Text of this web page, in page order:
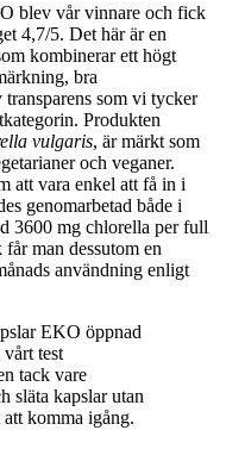
blev vår vinnare och fick
4,7/5. Det här är en
kombinerar ett högt
bra
som vi tycker
Produkten
vulgaris, är märkt som
och veganer.
att vara enkel att få in i
genomarbetad både i
3600 mg chlorella per full
man dessutom en
användning enligt
tack vare
släta kapslar utan
komma igång.